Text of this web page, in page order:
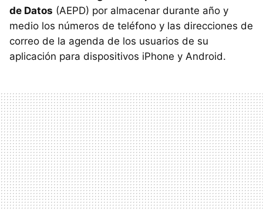
de Datos (AEPD) por almacenar durante año y
medio los números de teléfono y las direcciones de
correo de la agenda de los usuarios de su
aplicación para dispositivos iPhone y Android.